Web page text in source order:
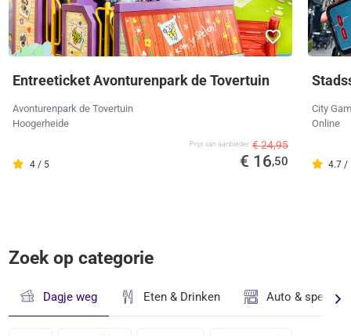
Entreeticket Avonturenpark de Tovertuin
Avonturenpark de Tovertuin
Hoogerheide
4 / 5
Prijs van aanbieder € 24,95
€ 16,50
City
Online
4.7 /
Zoek op categorie
Dagje weg Eten & Drinken Auto &